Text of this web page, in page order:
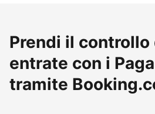
Prendi il controllo
entrate con i
tramite